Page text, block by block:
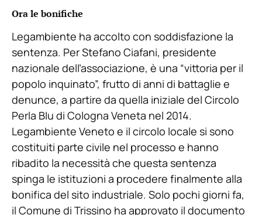
Ora le bonifiche
Legambiente ha accolto con soddisfazione la
sentenza. Per Stefano Ciafani, presidente
nazionale dell’associazione, è una “vittoria per il
popolo inquinato”, frutto di anni di battaglie e
denunce, a partire da quella iniziale del Circolo
Perla Blu di Cologna Veneta nel 2014.
Legambiente Veneto e il circolo locale si sono
costituiti parte civile nel processo e hanno
ribadito la necessità che questa sentenza
spinga le istituzioni a procedere finalmente alla
bonifica del sito industriale. Solo pochi giorni fa,
il Comune di Trissino ha approvato il documento